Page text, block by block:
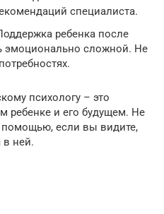
специалиста.
ребенка после
эмоционально сложной. Не
психологу – это
ребенке и его будущем. Не
помощью, если вы видите,
в ней.